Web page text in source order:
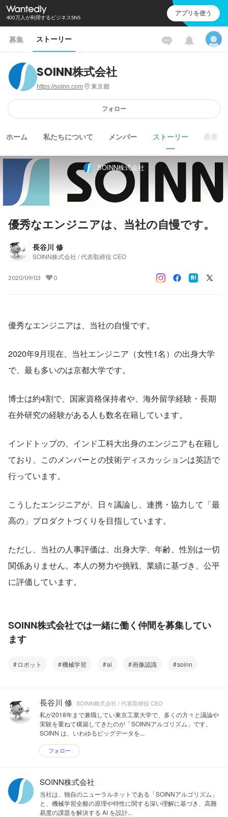
400万人が利用するビジネスSNS アプリを使う
募集 ストーリー
SOINN株式会社
https://soinn.com 東京都
フォロー
ホーム 私たちについて メンバー ストーリー 募集
SOINN株式会社
優秀なエンジニアは、当社の自慢です。
長谷川 修
SOINN株式会社 / 代表取締役 CEO
2020/09/03 0
優秀なエンジニアは、当社の自慢です。
2020年9月現在、当社エンジニア（女性1名）の出身大学
で、最も多いのは京都大学です。
博士は約4割で、国家資格保持者や、海外留学経験・長期
在外研究の経験がある人も数名在籍しています。
インドトップの、インド工科大出身のエンジニアも在籍し
ており、このメンバーとの技術ディスカッションは英語で
行っています。
こうしたエンジニアが、日々議論し、連携・協力して「最
高の」プロダクトづくりを目指しています。
ただし、当社の人事評価は、出身大学、年齢、性別は一切
関係ありません。本人の努力や挑戦、業績に基づき、公平
に評価しています。
SOINN株式会社では一緒に働く仲間を募集してい
ます
ロボット 機械学習 ai 画像認識 soinn
長谷川 修 SOINN株式会社 / 代表取締役 CEO
私が2018年まで兼職してい東京工業大学で、多くの方々と議論や
実験を重ねて構築してきたのが「SOINNアルゴリズム」です。
SOINN は、いわゆるビッグデータを...
フォロー
SOINN株式会社
当社は、独自のニューラルネットである「SOINNアルゴリズム」
と、機械学習全般の原理や特性に関する深い理解に基づき、高難
易度の課題を解決する AI を設計...